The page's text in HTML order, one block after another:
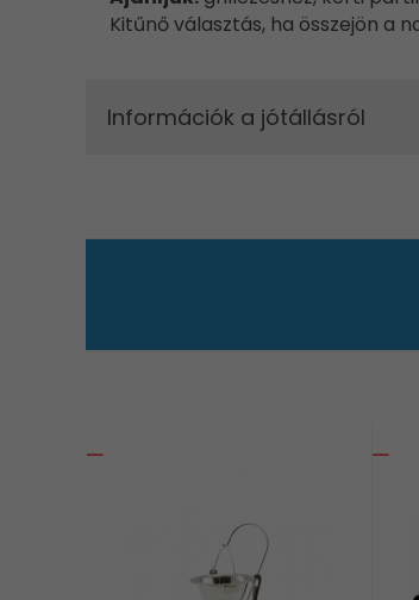
Kitűnő választás, ha összejön a
Információk a jótállásról